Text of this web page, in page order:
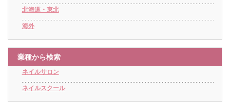
北海道・東北
海外
業種から検索
ネイルサロン
ネイルスクール